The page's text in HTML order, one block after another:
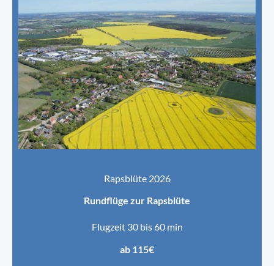
Rapsblüte 2026
Rundflüge zur Rapsblüte
Flugzeit 30 bis 60 min
ab 115€